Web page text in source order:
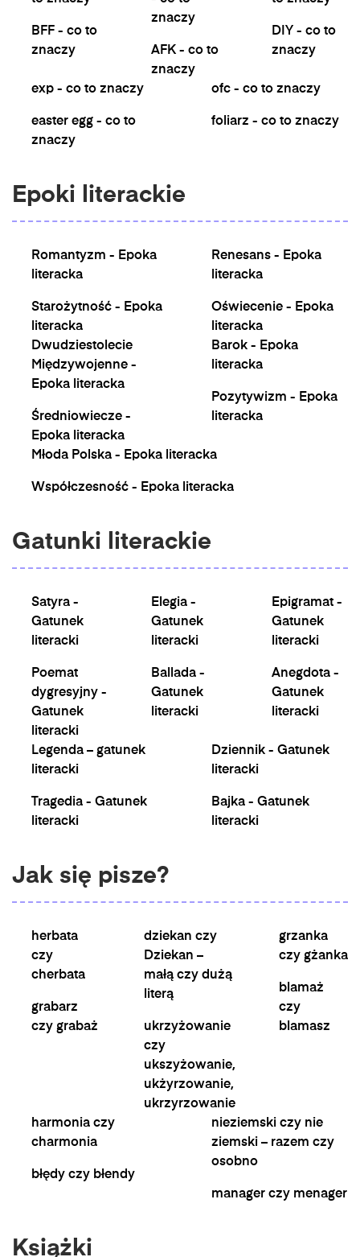
BFF - co to
znaczy
znaczy
AFK - co to
znaczy
DIY - co to
znaczy
exp - co to znaczy
easter egg - co to
znaczy
ofc - co to znaczy
foliarz - co to znaczy
Epoki literackie
Romantyzm - Epoka
literacka
Starożytność - Epoka
literacka
Renesans - Epoka
literacka
Oświecenie - Epoka
literacka
Dwudziestolecie
Międzywojenne -
Epoka literacka
Średniowiecze -
Epoka literacka
Barok - Epoka
literacka
Pozytywizm - Epoka
literacka
Młoda Polska - Epoka literacka
Współczesność - Epoka literacka
Gatunki literackie
Satyra -
Gatunek
literacki
Poemat
dygresyjny -
Gatunek
literacki
Elegia -
Gatunek
literacki
Ballada -
Gatunek
literacki
Epigramat -
Gatunek
literacki
Anegdota -
Gatunek
literacki
Legenda – gatunek
literacki
Tragedia - Gatunek
literacki
Dziennik - Gatunek
literacki
Bajka - Gatunek
literacki
Jak się pisze?
herbata
czy
cherbata
grabarz
czy grabaż
dziekan czy
Dziekan –
małą czy dużą
literą
ukrzyżowanie
czy
ukszyżowanie,
ukżyrzowanie,
ukrzyrzowanie
grzanka
czy gżanka
blamaż
czy
blamasz
harmonia czy
charmonia
błędy czy błendy
nieziemski czy nie
ziemski – razem czy
osobno
manager czy menager
Książki